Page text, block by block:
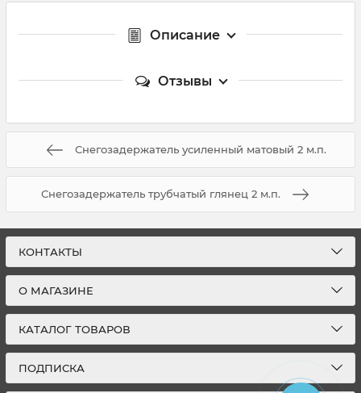
Описание
Отзывы
Снегозадержатель усиленный матовый 2 м.п.
Снегозадержатель трубчатый глянец 2 м.п.
КОНТАКТЫ
О МАГАЗИНЕ
КАТАЛОГ ТОВАРОВ
ПОДПИСКА